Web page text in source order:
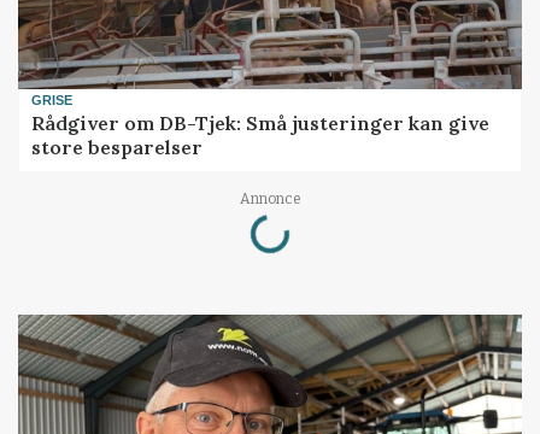
GRISE
Rådgiver om DB-Tjek: Små justeringer kan give
store besparelser
Annonce
Loading...